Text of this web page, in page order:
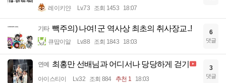
레이키얀 Lv.73 조회 1453 18:07
기타 빽주의) 나여! 군 역사상 최초의 취사장교..!
큐땁이알 Lv.88 조회 1843 18:03
6
댓글
연예 최홍만 선배님과 어디서나 당당하게 걷기
아이스티이 Lv.32 조회 884 추천 1 18:03
3
댓글